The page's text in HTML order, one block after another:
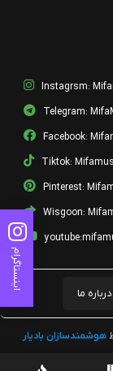
Instagrsm:
Telegram:
Facebook:
Tiktok:
Pinterest:
Wisgoon:
درباره ما
هوشمندسازان بادیار
اینستاگرام